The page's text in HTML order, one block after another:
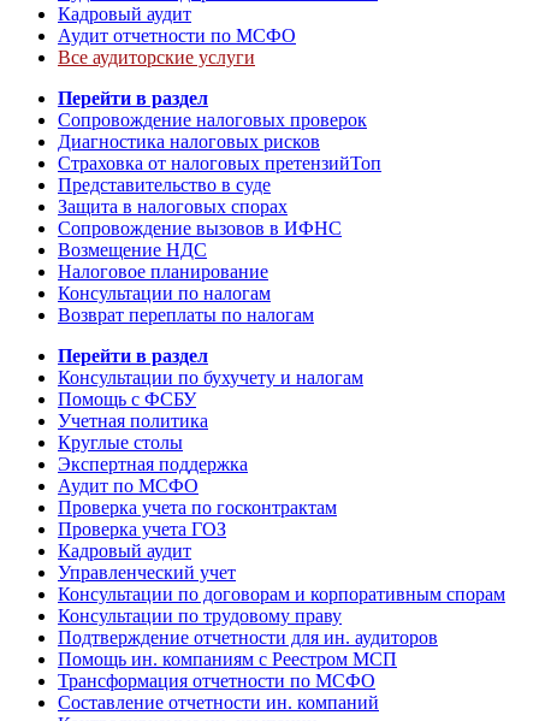
Кадровый аудит
Аудит отчетности по МСФО
Все аудиторские услуги
Перейти в раздел
Сопровождение налоговых проверок
Диагностика налоговых рисков
Страховка от налоговых претензийТоп
Представительство в суде
Защита в налоговых спорах
Сопровождение вызовов в ИФНС
Возмещение НДС
Налоговое планирование
Консультации по налогам
Возврат переплаты по налогам
Перейти в раздел
Консультации по бухучету и налогам
Помощь с ФСБУ
Учетная политика
Круглые столы
Экспертная поддержка
Аудит по МСФО
Проверка учета по госконтрактам
Проверка учета ГОЗ
Кадровый аудит
Управленческий учет
Консультации по договорам и корпоративным спорам
Консультации по трудовому праву
Подтверждение отчетности для ин. аудиторов
Помощь ин. компаниям с Реестром МСП
Трансформация отчетности по МСФО
Составление отчетности ин. компаний